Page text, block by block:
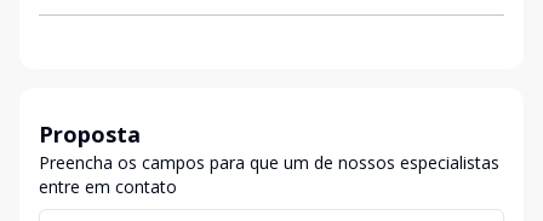
Proposta
Preencha os campos para que um de nossos especialistas
entre em contato